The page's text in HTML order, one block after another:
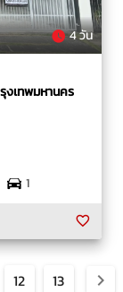
4 วัน
งเทพมหานคร
1
12 13